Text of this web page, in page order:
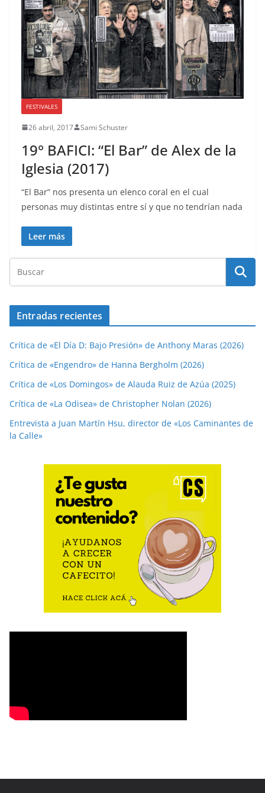
FESTIVALES
26 abril, 2017 Sami Schuster
19° BAFICI: “El Bar” de Alex de la
Iglesia (2017)
“El Bar” nos presenta un elenco coral en el cual
personas muy distintas entre sí y que no tendrían nada
Leer más
Entradas recientes
Crítica de «El Día D: Bajo Presión» de Anthony Maras (2026)
Crítica de «Engendro» de Hanna Bergholm (2026)
Crítica de «Los Domingos» de Alauda Ruiz de Azúa (2025)
Crítica de «La Odisea» de Christopher Nolan (2026)
Entrevista a Juan Martín Hsu, director de «Los Caminantes de
la Calle»